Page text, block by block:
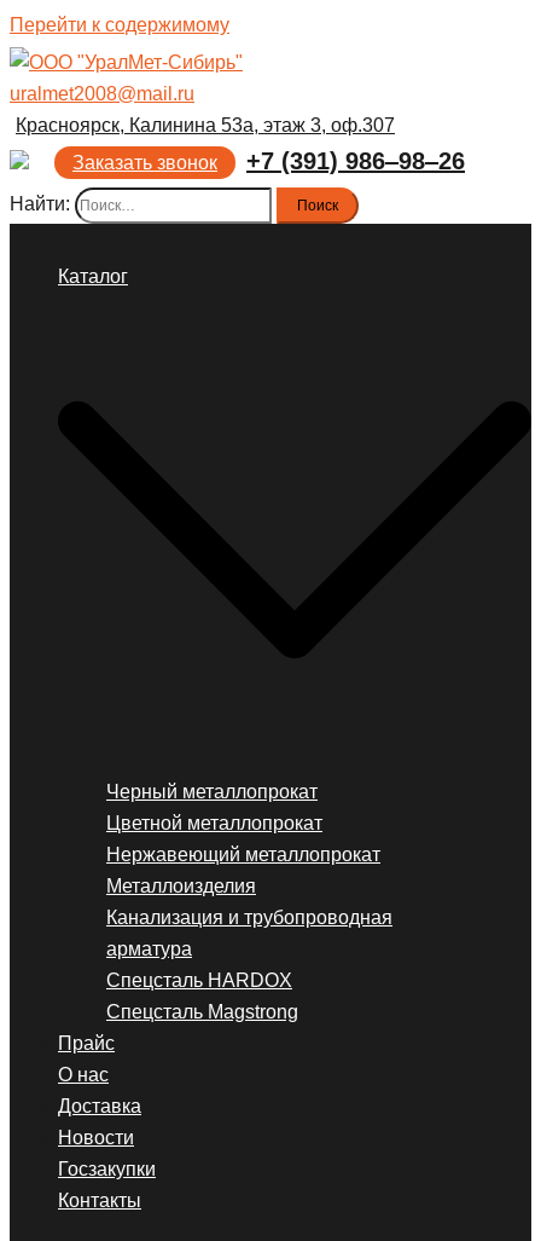
Перейти к содержимому
uralmet2008@mail.ru
Красноярск, Калинина 53а, этаж 3, оф.307
Заказать звонок
+7 (391) 986‒98‒26
Найти:
Каталог
Черный металлопрокат
Цветной металлопрокат
Нержавеющий металлопрокат
Металлоизделия
Канализация и трубопроводная
арматура
Спецсталь HARDOX
Спецсталь Magstrong
Прайс
О нас
Доставка
Новости
Госзакупки
Контакты